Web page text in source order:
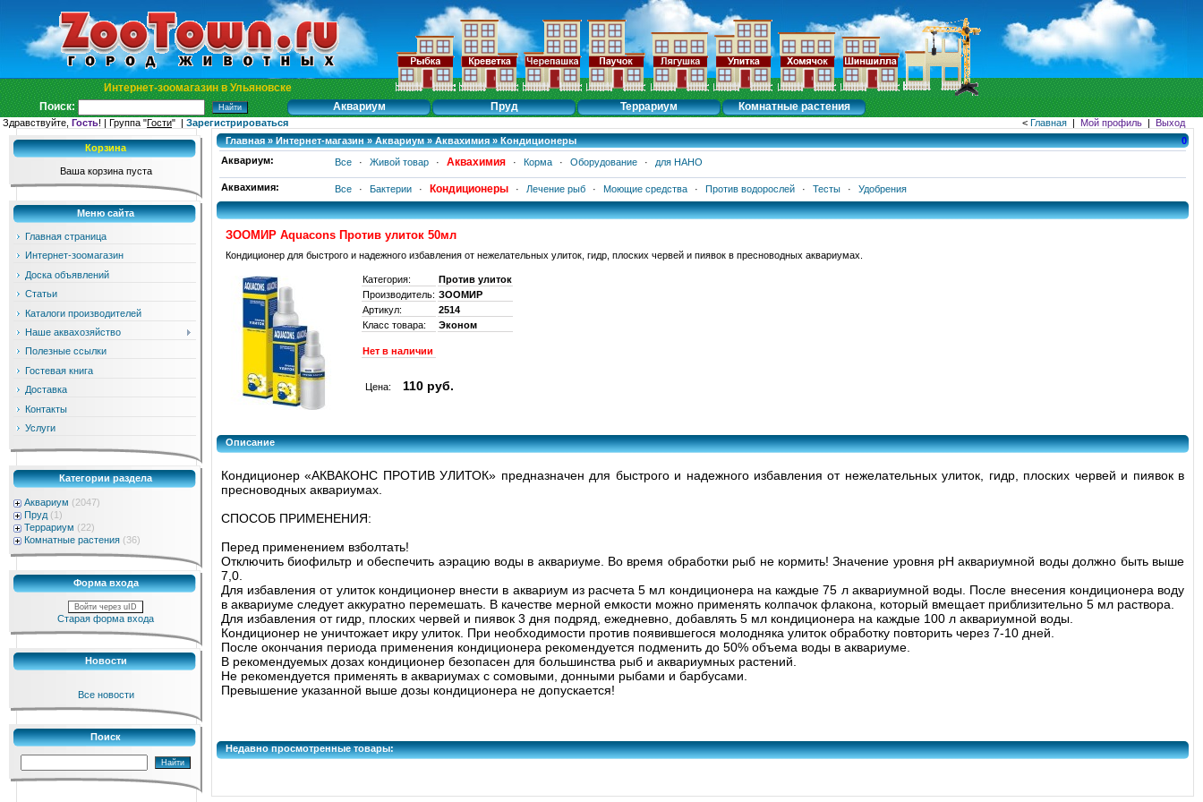
Интернет-зоомагазин в Ульяновске
Поиск:
Аквариум Пруд Террариум Комнатные растения
Здравствуйте, Гость! | Группа "Гости" | Зарегистрироваться < Главная | Мой профиль | Выход
Корзина
Ваша корзина пуста
Меню сайта
Главная страница
Интернет-зоомагазин
Доска объявлений
Статьи
Каталоги производителей
Наше аквахозяйство
Полезные ссылки
Гостевая книга
Доставка
Контакты
Услуги
Категории раздела
Аквариум (2047)
Пруд (1)
Террариум (22)
Комнатные растения (36)
Форма входа
Войти через uID
Старая форма входа
Новости
Все новости
Поиск
Главная » Интернет-магазин » Аквариум » Аквахимия » Кондиционеры
0
Аквариум:
Все · Живой товар · Аквахимия · Корма · Оборудование · для НАНО
Аквахимия: Все · Бактерии · Кондиционеры · Лечение рыб · Моющие средства · Против водорослей · Тесты · Удобрения
ЗООМИР Aquacons Против улиток 50мл
Кондиционер для быстрого и надежного избавления от нежелательных улиток, гидр, плоских червей и пиявок в пресноводных аквариумах.
Категория:
Против улиток
Производитель: ЗООМИР
Артикул:
2514
Класс товара:
Эконом
Нет в наличии
Цена: 110 руб.
Описание
Кондиционер «АКВАКОНС ПРОТИВ УЛИТОК» предназначен для быстрого и надежного избавления от нежелательных улиток, гидр, плоских червей и пиявок в
пресноводных аквариумах.
СПОСОБ ПРИМЕНЕНИЯ:
Перед применением взболтать!
Отключить биофильтр и обеспечить аэрацию воды в аквариуме. Во время обработки рыб не кормить! Значение уровня pH аквариумной воды должно быть выше
7,0.
Для избавления от улиток кондиционер внести в аквариум из расчета 5 мл кондиционера на каждые 75 л аквариумной воды. После внесения кондиционера воду
в аквариуме следует аккуратно перемешать. В качестве мерной емкости можно применять колпачок флакона, который вмещает приблизительно 5 мл раствора.
Для избавления от гидр, плоских червей и пиявок 3 дня подряд, ежедневно, добавлять 5 мл кондиционера на каждые 100 л аквариумной воды.
Кондиционер не уничтожает икру улиток. При необходимости против появившегося молодняка улиток обработку повторить через 7-10 дней.
После окончания периода применения кондиционера рекомендуется подменить до 50% объема воды в аквариуме.
В рекомендуемых дозах кондиционер безопасен для большинства рыб и аквариумных растений.
Не рекомендуется применять в аквариумах с сомовыми, донными рыбами и барбусами.
Превышение указанной выше дозы кондиционера не допускается!
Недавно просмотренные товары: